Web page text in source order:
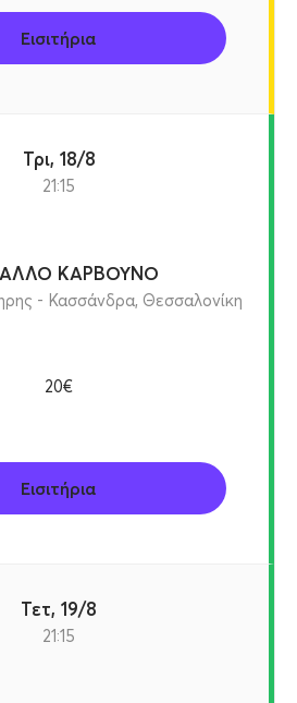
Εισιτήρια
Τρι, 18/8
21:15
ΚΑΡΒΟΥΝΟ
- Κασσάνδρα, Θεσσαλονίκη
20€
Εισιτήρια
Τετ, 19/8
21:15